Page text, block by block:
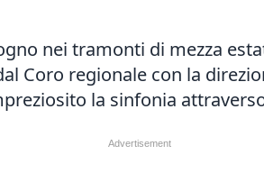
nei tramonti di mezza
Coro regionale con la
la sinfonia